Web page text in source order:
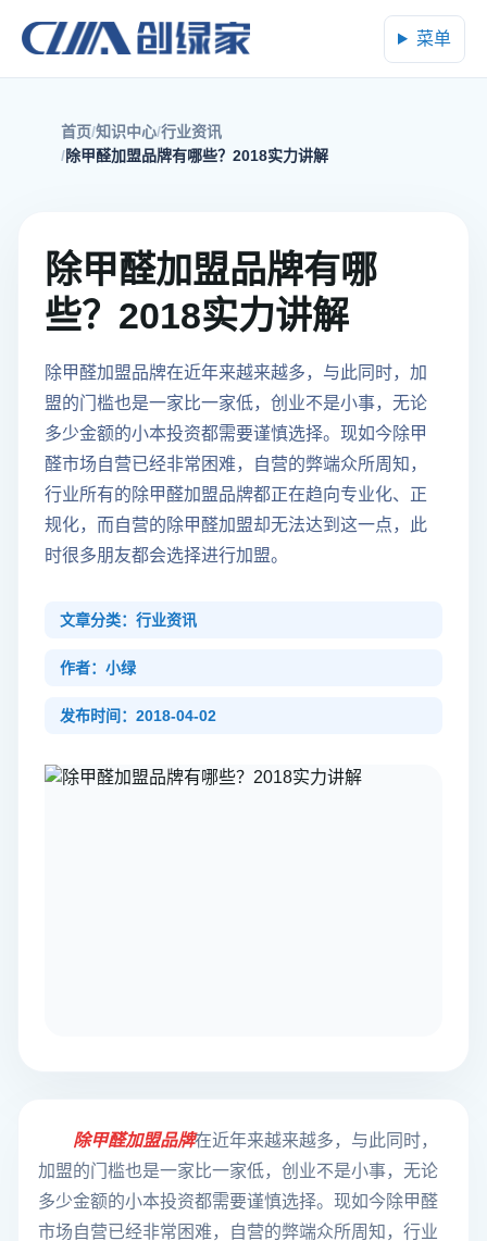
菜单
首页 知识中心 行业资讯
除甲醛加盟品牌有哪些？2018实力讲解
除甲醛加盟品牌有哪
些？2018实力讲解
除甲醛加盟品牌在近年来越来越多，与此同时，加
盟的门槛也是一家比一家低，创业不是小事，无论
多少金额的小本投资都需要谨慎选择。现如今除甲
醛市场自营已经非常困难，自营的弊端众所周知，
行业所有的除甲醛加盟品牌都正在趋向专业化、正
规化，而自营的除甲醛加盟却无法达到这一点，此
时很多朋友都会选择进行加盟。
文章分类：行业资讯
作者：小绿
发布时间：2018-04-02
除甲醛加盟品牌在近年来越来越多，与此同时，
加盟的门槛也是一家比一家低，创业不是小事，无论
多少金额的小本投资都需要谨慎选择。现如今除甲醛
市场自营已经非常困难，自营的弊端众所周知，行业